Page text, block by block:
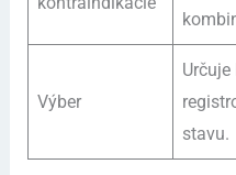
Výber
stavu.